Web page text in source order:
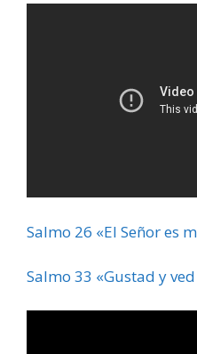
Salmo 26 «El Señor es
Salmo 33 «Gustad y